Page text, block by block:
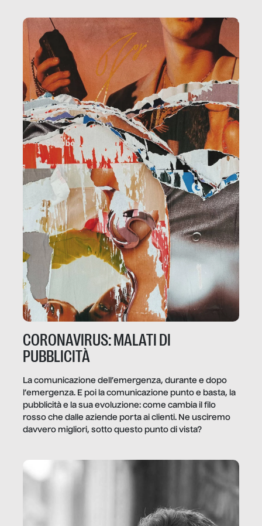
CORONAVIRUS: MALATI DI
PUBBLICITÀ
La comunicazione dell’emergenza, durante e dopo
l’emergenza. E poi la comunicazione punto e basta, la
pubblicità e la sua evoluzione: come cambia il filo
rosso che dalle aziende porta ai clienti. Ne usciremo
davvero migliori, sotto questo punto di vista?